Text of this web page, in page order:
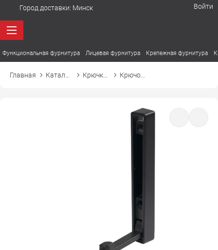
Город доставки: Минск Войти
Функциональная фурнитура Лицевая фурнитура Крепежная фурнитура
Главная